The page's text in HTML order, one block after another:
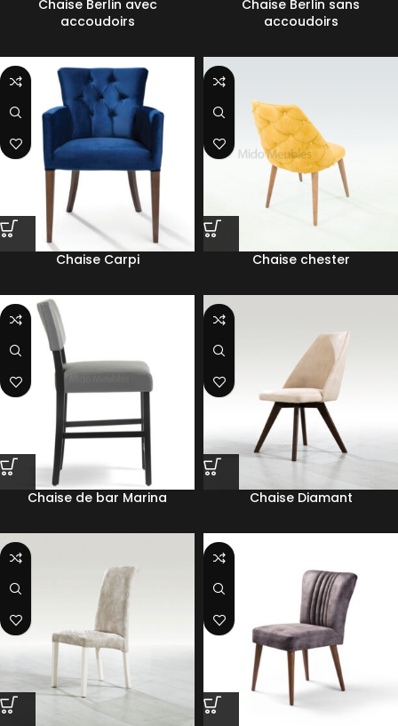
Chaise Berlin avec
accoudoirs
Chaise Berlin sans
accoudoirs
Chaise Carpi Chaise chester
Chaise de bar Marina Chaise Diamant